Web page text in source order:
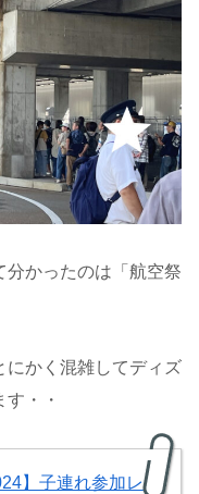
分かったのは「航空祭
にかく混雑してディズ
す・・
】子連れ参加レ